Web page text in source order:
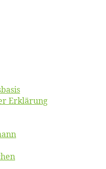
Erklärung